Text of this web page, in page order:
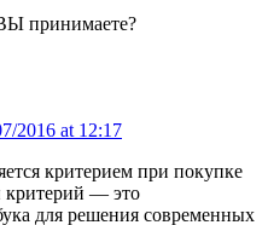
принимаете?
2016 at 12:17
критерием при покупке
критерий — это
для решения современных